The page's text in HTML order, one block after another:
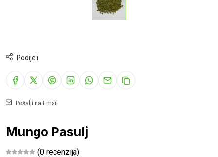
Podijeli
Pošalji na Email
Mungo Pasulj
(0 recenzija)